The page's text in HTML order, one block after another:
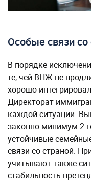
Особые связи со
В порядке
те, чей ВНЖ не
хорошо
Директорат
каждой ситуации.
законно минимум 2
устойчивые
связи со страной.
учитывают также
стабильность